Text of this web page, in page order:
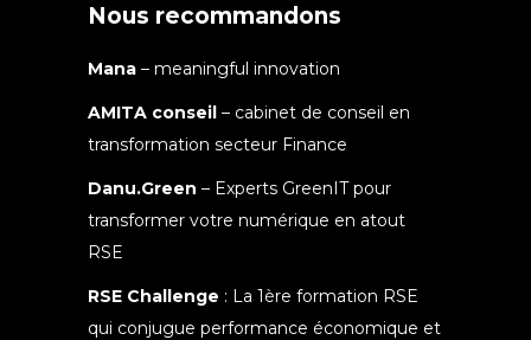
Nous recommandons
Mana – meaningful innovation
AMITA conseil – cabinet de conseil en
transformation secteur Finance
Danu.Green – Experts GreenIT pour
transformer votre numérique en atout
RSE
RSE Challenge : La 1ère formation RSE
qui conjugue performance économique et